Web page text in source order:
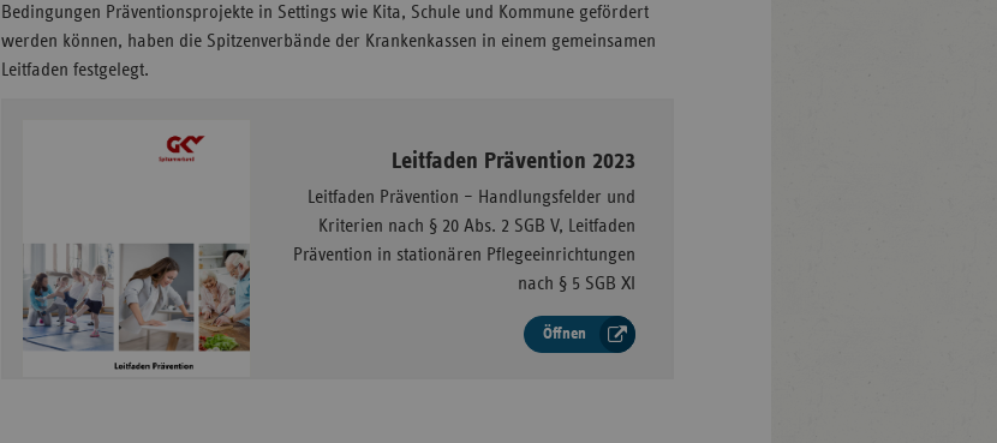
Bedingungen Präventionsprojekte in Settings wie Kita, Schule und Kommune gefördert
werden können, haben die Spitzenverbände der Krankenkassen in einem gemeinsamen
Leitfaden festgelegt.
Leitfaden Prävention 2023
Leitfaden Prävention – Handlungsfelder und
Kriterien nach § 20 Abs. 2 SGB V, Leitfaden
Prävention in stationären Pflegeeinrichtungen
nach § 5 SGB XI
Öffnen